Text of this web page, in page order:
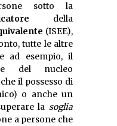
sotto la
della
(ISEE),
tutte le altre
ad esempio, il
del nucleo
il possesso di
o anche un
la soglia
a persone che